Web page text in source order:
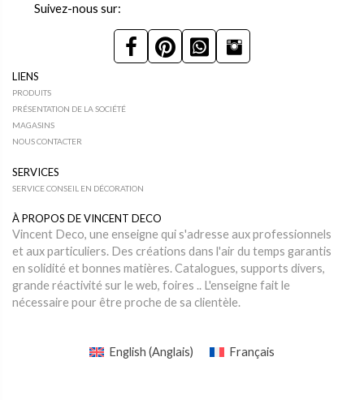
Suivez-nous sur:
LIENS
PRODUITS
PRÉSENTATION DE LA SOCIÉTÉ
MAGASINS
NOUS CONTACTER
SERVICES
SERVICE CONSEIL EN DÉCORATION
À PROPOS DE VINCENT DECO
Vincent Deco, une enseigne qui s'adresse aux professionnels
et aux particuliers. Des créations dans l'air du temps garantis
en solidité et bonnes matières. Catalogues, supports divers,
grande réactivité sur le web, foires .. L'enseigne fait le
nécessaire pour être proche de sa clientèle.
English (Anglais) Français